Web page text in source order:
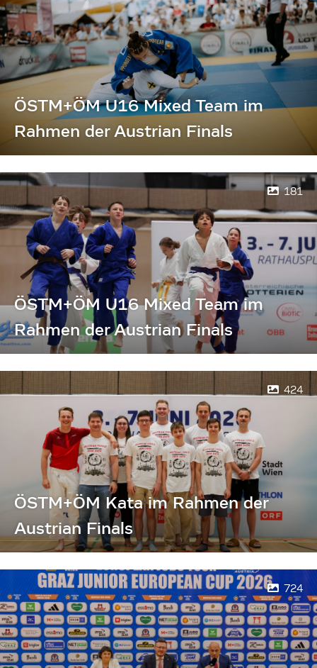
ÖSTM+ÖM U16 Mixed Team im
Rahmen der Austrian Finals
181
ÖSTM+ÖM U16 Mixed Team im
Rahmen der Austrian Finals
424
ÖSTM+ÖM Kata im Rahmen der
Austrian Finals
724